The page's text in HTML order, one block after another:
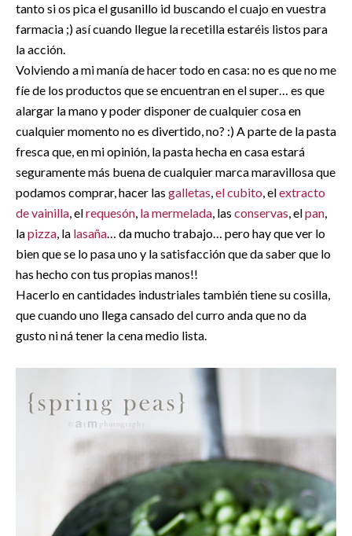
tanto si os pica el gusanillo id buscando el cuajo en vuestra
farmacia ;) así cuando llegue la recetilla estaréis listos para
la acción.
Volviendo a mi manía de hacer todo en casa: no es que no me
fíe de los productos que se encuentran en el super… es que
alargar la mano y poder disponer de cualquier cosa en
cualquier momento no es divertido, no? :) A parte de la pasta
fresca que, en mi opinión, la pasta hecha en casa estará
seguramente más buena de cualquier marca maravillosa que
podamos comprar, hacer las galletas,elcubito, elextracto
de vainilla, elrequesón, lamermelada, las conservas, elpan,
lapizza, la lasaña… da mucho trabajo… pero hay que ver lo
bien que se lo pasa uno y la satisfacción que da saber que lo
has hecho con tus propias manos!!
Hacerlo en cantidades industriales también tiene su cosilla,
que cuando uno llega cansado del curro anda que no da
gusto ni ná tener la cena medio lista.